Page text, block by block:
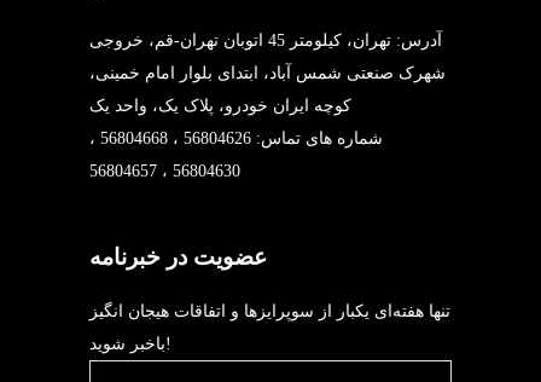
آدرس: تهران، کیلومتر 45 اتوبان تهران-قم، خروجی
شهرک صنعتی شمس آباد، ابتدای بلوار امام خمینی،
کوچه ایران خودرو، پلاک یک، واحد یک
شماره های تماس: 56804626 ، 56804668 ،
56804630 ، 56804657
عضویت در خبرنامه
تنها هفته‌ای یکبار از سوپرایزها و اتفاقات هیجان انگیز
باخبر شوید!